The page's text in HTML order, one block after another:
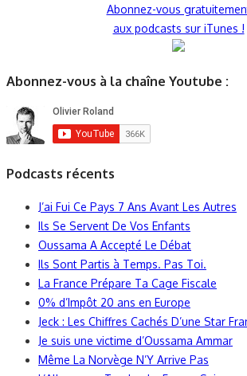
Abonnez-vous
aux podcasts sur iTunes !
Abonnez-vous à la chaîne Youtube :
Podcasts récents
J’ai Fui Ce Pays 7 Ans Avant Les Autres
Ils Se Servent De Vos Enfants
Oussama A Accepté Le Débat
Ils Sont Partis à Temps. Pas Toi.
La France Prépare Ta Cage Fiscale
0% d’Impôt 20 ans en Europe
Jeck : Les Chiffres Cachés D’une Star
Je suis une victime d’Oussama Ammar
Même La Norvège N’Y Arrive Pas